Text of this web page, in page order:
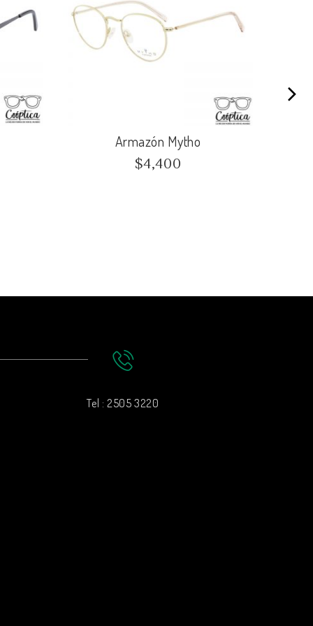
Armazón Mytho
$4,400
Tel : 2505 3220